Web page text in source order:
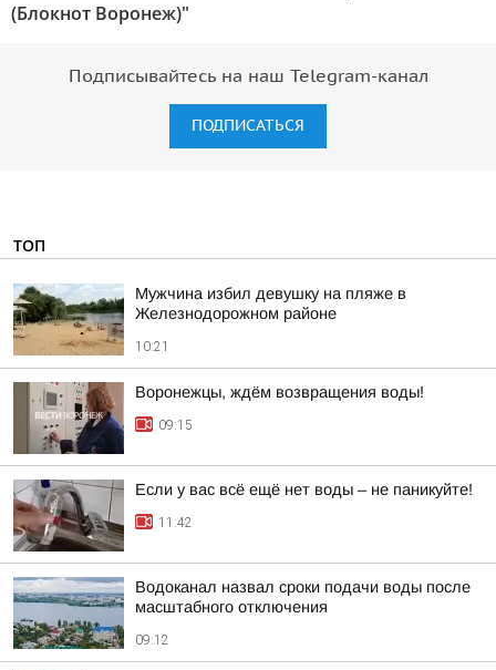
(Блокнот Воронеж)"
Подписывайтесь на наш Telegram-канал
ПОДПИСАТЬСЯ
ТОП
Мужчина избил девушку на пляже в
Железнодорожном районе
10:21
Воронежцы, ждём возвращения воды!
09:15
Если у вас всё ещё нет воды – не паникуйте!
11:42
Водоканал назвал сроки подачи воды после
масштабного отключения
09:12